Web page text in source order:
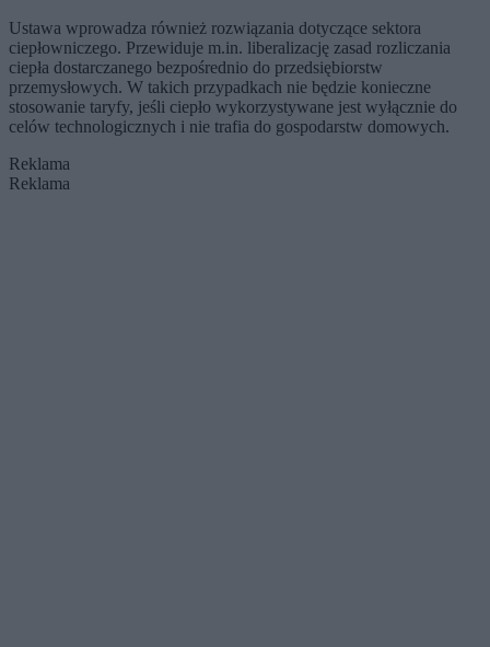
Ustawa wprowadza również rozwiązania dotyczące sektora
ciepłowniczego. Przewiduje m.in. liberalizację zasad rozliczania
ciepła dostarczanego bezpośrednio do przedsiębiorstw
przemysłowych. W takich przypadkach nie będzie konieczne
stosowanie taryfy, jeśli ciepło wykorzystywane jest wyłącznie do
celów technologicznych i nie trafia do gospodarstw domowych.
Reklama
Reklama